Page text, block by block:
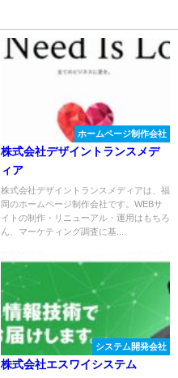
ホームページ制作会社
株式会社デザイントランスメデ
ィア
株式会社デザイントランスメディアは、福
岡のホームページ制作会社です。WEBサ
イトの制作・リニューアル・運用はもちろ
ん、マーケティング調査に基...
システム開発会社
株式会社エスワイシステム